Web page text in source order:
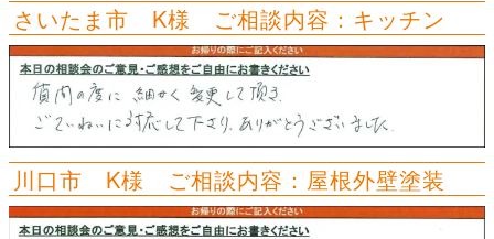
さいたま市 K様 ご相談内容：キッチン
川口市 K様 ご相談内容：屋根外壁塗装